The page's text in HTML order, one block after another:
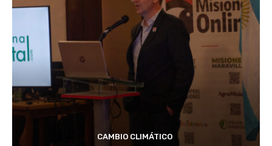
CAMBIO CLIMÁTICO